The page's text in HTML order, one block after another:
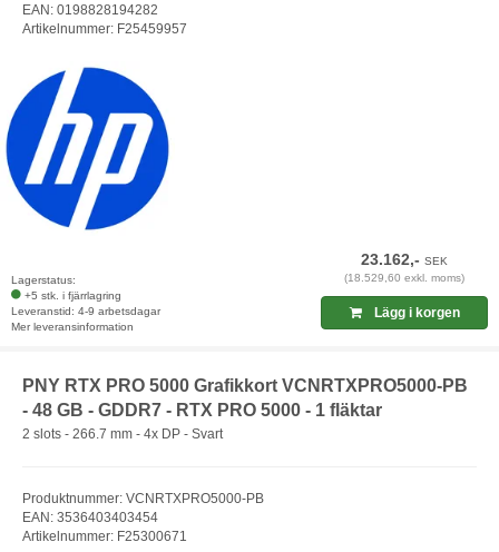
EAN: 0198828194282
Artikelnummer: F25459957
Lagerstatus:
+5 stk. i fjärrlagring
Leveranstid: 4-9 arbetsdagar
Mer leveransinformation
23.162,-SEK
(18.529,60 exkl. moms)
Lägg i korgen
PNY RTX PRO 5000 Grafikkort VCNRTXPRO5000-PB
- 48 GB - GDDR7 - RTX PRO 5000 - 1 fläktar
2 slots - 266.7 mm - 4x DP - Svart
Produktnummer: VCNRTXPRO5000-PB
EAN: 3536403403454
Artikelnummer: F25300671